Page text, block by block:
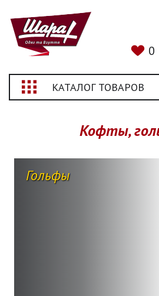
0
КАТАЛОГ ТОВАРОВ
Кофты,
Гольфы